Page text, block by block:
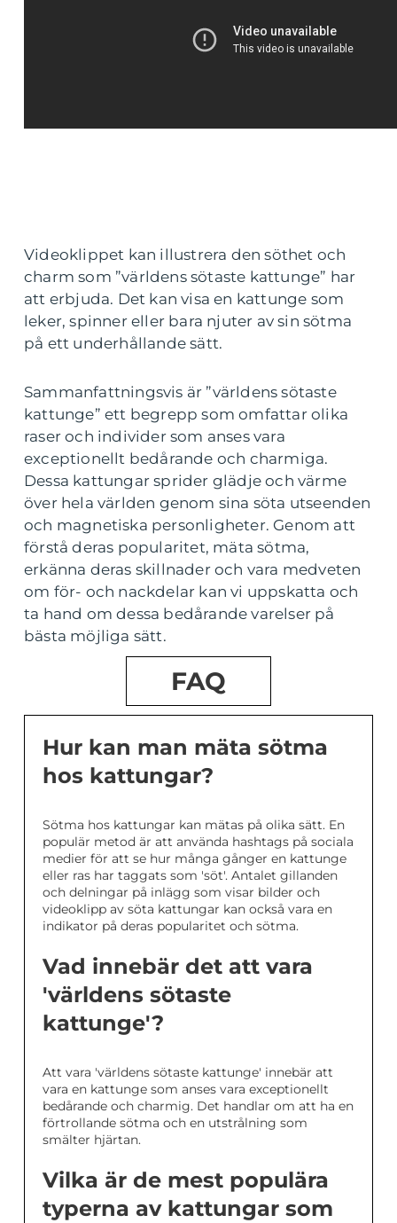
Videoklippet kan illustrera den söthet och
charm som ”världens sötaste kattunge” har
att erbjuda. Det kan visa en kattunge som
leker, spinner eller bara njuter av sin sötma
på ett underhållande sätt.
Sammanfattningsvis är ”världens sötaste
kattunge” ett begrepp som omfattar olika
raser och individer som anses vara
exceptionellt bedårande och charmiga.
Dessa kattungar sprider glädje och värme
över hela världen genom sina söta utseenden
och magnetiska personligheter. Genom att
förstå deras popularitet, mäta sötma,
erkänna deras skillnader och vara medveten
om för- och nackdelar kan vi uppskatta och
ta hand om dessa bedårande varelser på
bästa möjliga sätt.
FAQ
Hur kan man mäta sötma
hos kattungar?
Sötma hos kattungar kan mätas på olika sätt. En
populär metod är att använda hashtags på sociala
medier för att se hur många gånger en kattunge
eller ras har taggats som 'söt'. Antalet gillanden
och delningar på inlägg som visar bilder och
videoklipp av söta kattungar kan också vara en
indikator på deras popularitet och sötma.
Vad innebär det att vara
'världens sötaste
kattunge'?
Att vara 'världens sötaste kattunge' innebär att
vara en kattunge som anses vara exceptionellt
bedårande och charmig. Det handlar om att ha en
förtrollande sötma och en utstrålning som
smälter hjärtan.
Vilka är de mest populära
typerna av kattungar som